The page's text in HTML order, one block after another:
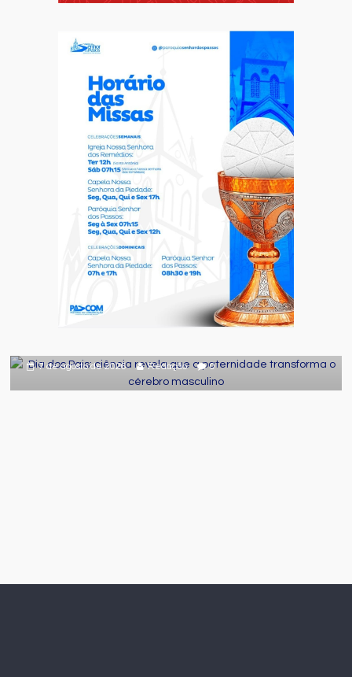
Dia dos Pais: ciência revela que a
paternidade transforma o cérebro
7 de agosto de 2026 Redação 0